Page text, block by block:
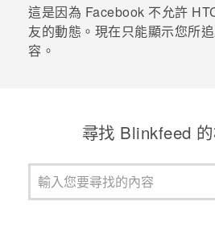
這是因為 Facebook 不允許
友的動態。現在只能顯示您所
容。
尋找 Blinkfeed